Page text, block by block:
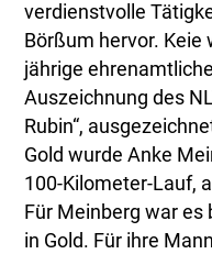
verdienstvolle
Börßum hervor. Keie
jährige
Auszeichnung des
Rubin“,
Gold wurde Anke
100-Kilometer-Lauf,
Für Meinberg war es
in Gold. Für ihre